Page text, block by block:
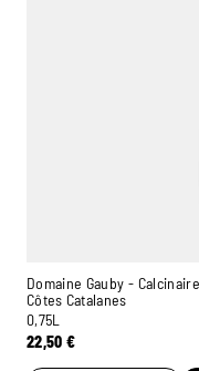
Domaine Gauby -
Côtes Catalanes
0,75L
22,50€